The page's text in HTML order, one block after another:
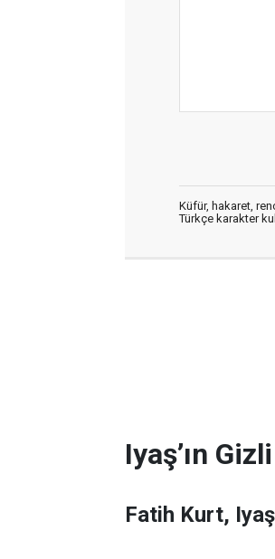
Küfür, hakaret,
Türkçe karakter
Iyaş’ın
Fatih Kurt,